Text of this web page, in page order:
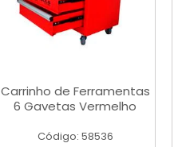
Carrinho de Ferramentas
6 Gavetas Vermelho
Código: 58536